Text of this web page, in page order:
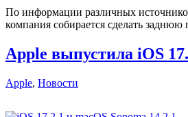
По информации различных
компания собирается сделать
Apple выпустила iOS
Apple, Новости